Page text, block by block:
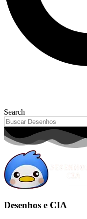
Search
Desenhos e CIA